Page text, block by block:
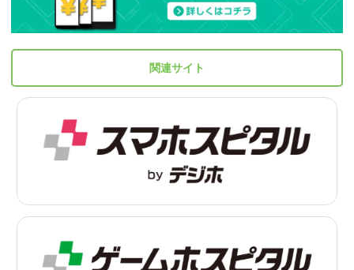
関連サイト